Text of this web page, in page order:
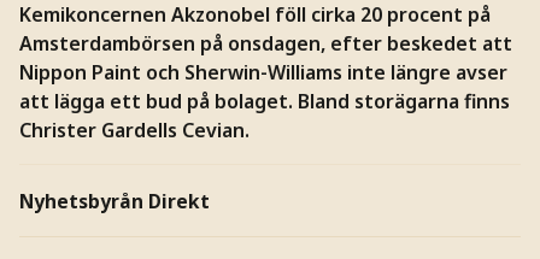
Kemikoncernen Akzonobel föll cirka 20 procent på
Amsterdambörsen på onsdagen, efter beskedet att
Nippon Paint och Sherwin-Williams inte längre avser
att lägga ett bud på bolaget. Bland storägarna finns
Christer Gardells Cevian.
Nyhetsbyrån Direkt